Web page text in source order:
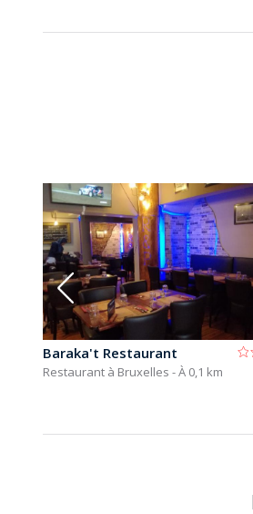
Baraka't Restaurant
Restaurant à Bruxelles - À 0,1 km